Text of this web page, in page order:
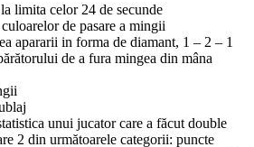
limita celor 24 de secunde
de pasare a mingii
apararii in forma de diamant, 1 – 2 – 1
de a fura mingea din mâna
unui jucator care a făcut double
2 din următoarele categorii: puncte